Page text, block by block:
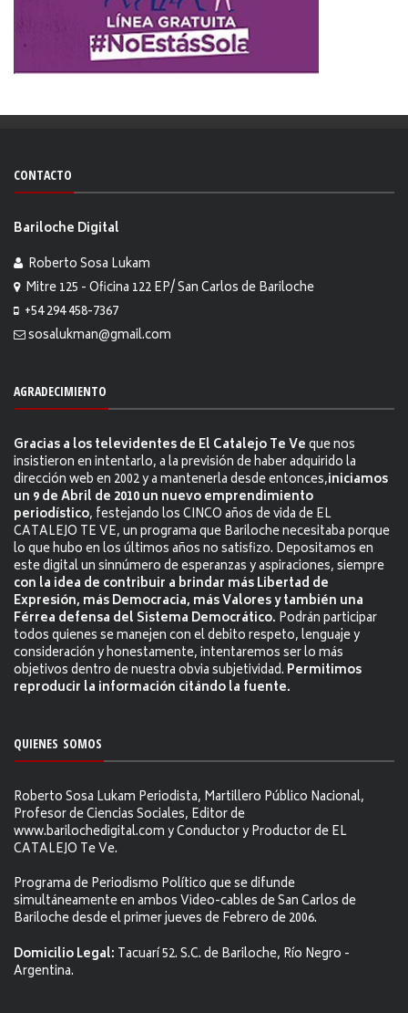
CONTACTO
Bariloche Digital
Roberto Sosa Lukam
Mitre 125 - Oficina 122 EP/ San Carlos de Bariloche
+54 294 458-7367
sosalukman@gmail.com
AGRADECIMIENTO
Gracias a los televidentes de El Catalejo Te Veque nos
insistieron en intentarlo, a la previsión de haber adquirido la
dirección web en 2002 y a mantenerla desde entonces,iniciamos
un 9 de Abril de 2010 un nuevo emprendimiento
periodístico, festejando los CINCO años de vida de EL
CATALEJO TE VE, un programa que Bariloche necesitaba porque
lo que hubo en los últimos años no satisfizo. Depositamos en
este digital un sinnúmero de esperanzas y aspiraciones, siempre
con la idea de contribuir a brindar más Libertad de
Expresión, más Democracia, más Valores y también una
Férrea defensa del Sistema Democrático. Podrán participar
todos quienes se manejen con el debito respeto, lenguaje y
consideración y honestamente, intentaremos ser lo más
objetivos dentro de nuestra obvia subjetividad. Permitimos
reproducir la información citándo la fuente.
QUIENES SOMOS
Roberto Sosa Lukam Periodista, Martillero Público Nacional,
Profesor de Ciencias Sociales, Editor de
www.barilochedigital.com y Conductor y Productor de EL
CATALEJO Te Ve.
Programa de Periodismo Político que se difunde
simultáneamente en ambos Video-cables de San Carlos de
Bariloche desde el primer jueves de Febrero de 2006.
Domicilio Legal: Tacuarí 52. S.C. de Bariloche, Río Negro -
Argentina.